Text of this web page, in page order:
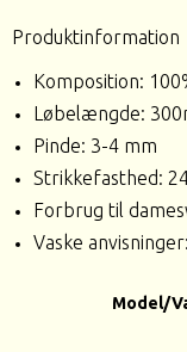
Produktinformation
Komposition:
Løbelængde:
Pinde: 3-4 mm
Strikkefasthed:
Forbrug til
Vaske
Model/